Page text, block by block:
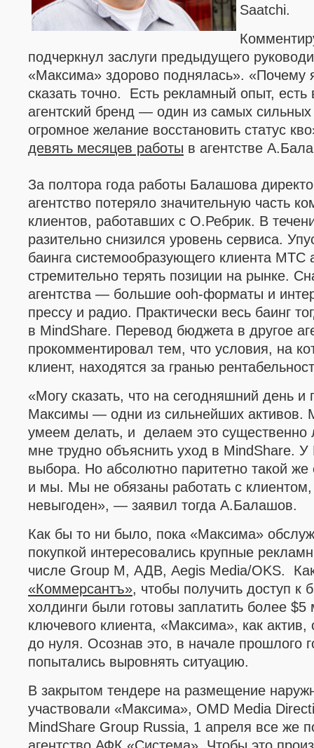
Saatchi.
подчеркнул заслуги предыдущего
«Максима» здорово поднялась». «Почему
сказать точно. Есть рекламный опыт, есть
агентский бренд — один из самых
огромное желание восстановить статус кво
девять месяцев работы в агентстве
За полтора года работы Балашова
агентство потеряло значительную часть
клиентов, работавших с О.Ребрик. В
разительно снизился уровень сервиса.
баинга системообразующего клиента МТС
стремительно терять позиции на рынке. С
агентства — большие ooh-форматы и
прессу и радио. Практически весь баинг
в MindShare. Перевод бюджета в другое
прокомментировал тем, что условия, на
клиент, находятся за гранью
«Могу сказать, что на сегодняшний день и
Максимы — одни из сильнейших активов.
умеем делать, и делаем это существенно
мне трудно объяснить уход в MindShare.
выбора. Но абсолютно паритетно такой же
и мы. Мы не обязаны работать с
невыгоден», — заявил тогда А.Балашов.
Как бы то ни было, пока «Максима»
покупкой интересовались крупные
числе Group M, АДВ, Aegis Media/OKS.
«Коммерсантъ», чтобы получить доступ
холдинги были готовы заплатить более
ключевого клиента, «Максима», как актив,
до нуля. Осознав это, в начале прошлого
попытались выровнять ситуацию.
В закрытом тендере на размещение
участвовали «Максима», OMD Media
MindShare Group Russia, 1 апреля все же